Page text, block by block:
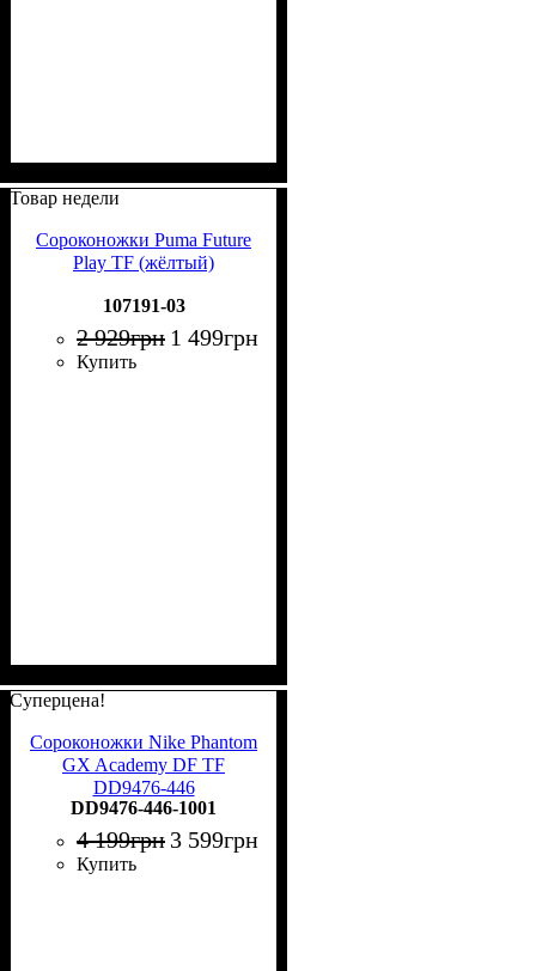
Товар недели
Сороконожки Puma Future
Play TF (жёлтый)
107191-03
2 929грн 1 499грн
Купить
Суперцена!
Сороконожки Nike Phantom
GX Academy DF TF
DD9476-446
DD9476-446-1001
4 199грн 3 599грн
Купить